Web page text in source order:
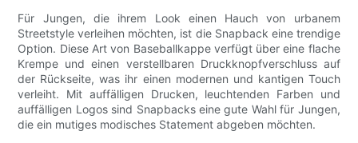
Für Jungen, die ihrem Look einen Hauch von urbanem
Streetstyle verleihen möchten, ist die Snapback eine trendige
Option. Diese Art von Baseballkappe verfügt über eine flache
Krempe und einen verstellbaren Druckknopfverschluss auf
der Rückseite, was ihr einen modernen und kantigen Touch
verleiht. Mit auffälligen Drucken, leuchtenden Farben und
auffälligen Logos sind Snapbacks eine gute Wahl für Jungen,
die ein mutiges modisches Statement abgeben möchten.